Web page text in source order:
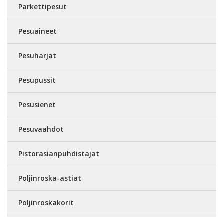
Parkettipesut
Pesuaineet
Pesuharjat
Pesupussit
Pesusienet
Pesuvaahdot
Pistorasianpuhdistajat
Poljinroska-astiat
Poljinroskakorit